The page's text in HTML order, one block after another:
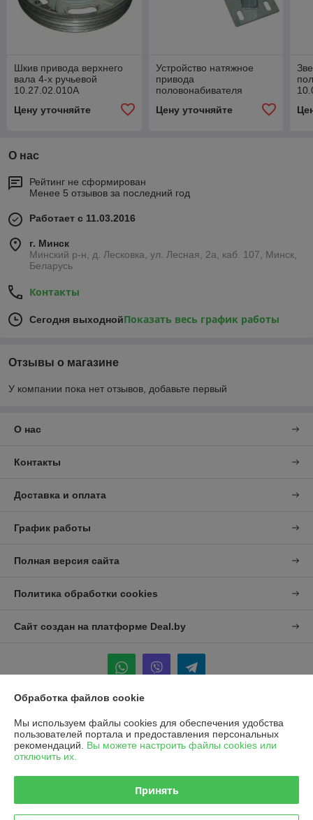
Шкив привода верхнего
вала 4-х ручьевой
10.27.02.010А
Цену уточняйте
Устройство натяжное
привода
половонабивателя
10.01.30.020Б (звездочка
54-2-48-1)
Цену уточняйте
О нас
Рейтинг не сформирован
Менее 5 отзывов за последний год
Работает с 11.03.2016
г. Минск
Минский р-н, д. Лесковка, ул. Лесная, 2а, каб. 107, Минск,
Беларусь
Контакты
Сегодня выходнойПоказать весь график работы
Отзывы о магазине
У компании пока нет отзывов, добавьте первый
О нас
Контакты
Доставка и оплата
График работы
Полная версия сайта
Политика обработки cookies
Сайт создан на платформе Deal.by
Информация для покупателя
Юридическое лицо:УП "Агро-Дон-Снаб"
220086 г. Минск, ул. Славинского 8А, к.5
Регистрационный номер ЕГР: 190437992
Обработка файлов cookie
Мы используем файлы cookies для обеспечения удобства
пользователей портала и предоставления персональных
рекомендаций. Вы можете настроить файлы cookies или
отключить их.
Принять